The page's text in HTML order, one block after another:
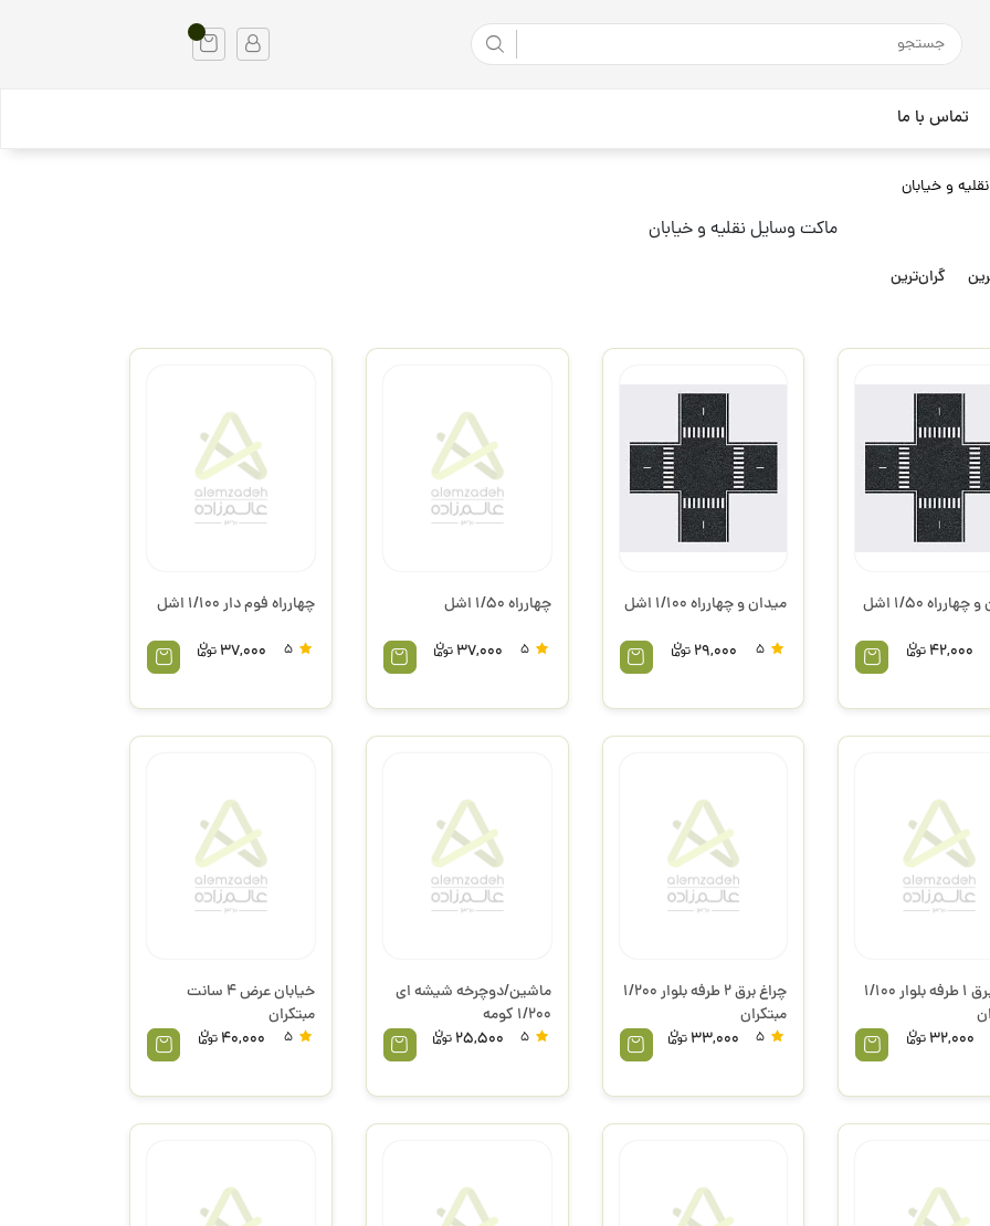
تماس با ما
و خیابان
ماکت وسایل نقلیه و خیابان
گران‌ترین
1/50 اشل
42,000
میدان و چهارراه 1/100 اشل
29,000
چهارراه 1/50 اشل
5
37,000
چهارراه فوم دار 1/100 اشل
5
37,000
چراغ برق 1 طرفه بلوار 1/100
32,000
چراغ برق 2 طرفه بلوار 1/200
مبتکران
33,000
ماشین/دوچرخه شیشه ای
1/200 کومه
5
25,500
خیابان عرض 4 سانت
مبتکران
5
40,000